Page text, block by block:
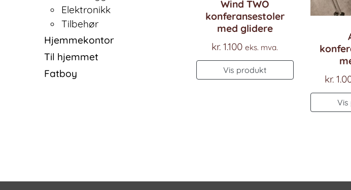
Elektronikk
Tilbehør
Hjemmekontor
Til hjemmet
Fatboy
Wind TWO
konferansestoler
med glidere
kr. 1.100 eks. mva.
Vis produkt
kr.